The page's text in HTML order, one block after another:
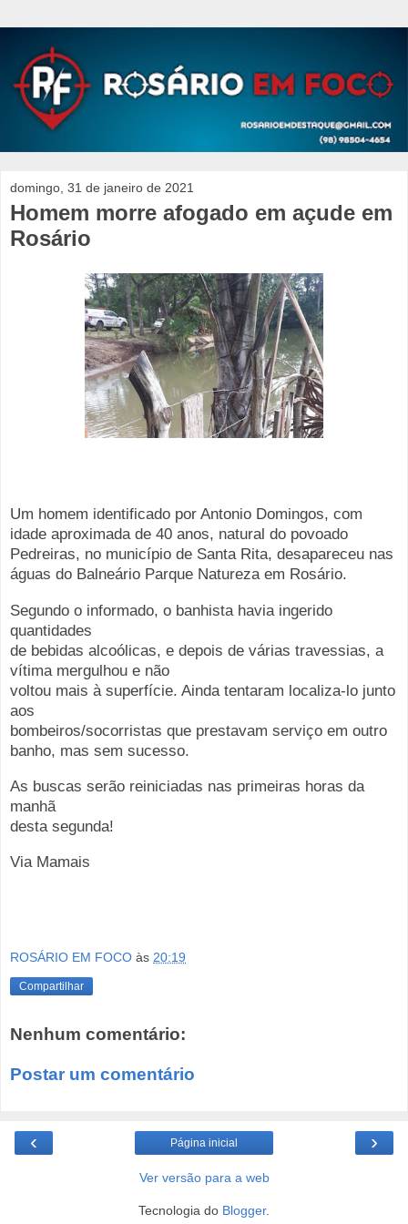
domingo, 31 de janeiro de 2021
Homem morre afogado em açude em
Rosário
Um homem identificado por Antonio Domingos, com
idade aproximada de 40 anos, natural do povoado
Pedreiras, no município de Santa Rita, desapareceu nas
águas do Balneário Parque Natureza em Rosário.
Segundo o informado, o banhista havia ingerido
quantidades
de bebidas alcoólicas, e depois de várias travessias, a
vítima mergulhou e não
voltou mais à superfície. Ainda tentaram localiza-lo junto
aos
bombeiros/socorristas que prestavam serviço em outro
banho, mas sem sucesso.
As buscas serão reiniciadas nas primeiras horas da
manhã
desta segunda!
Via Mamais
ROSÁRIO EM FOCO às 20:19
Compartilhar
Nenhum comentário:
Postar um comentário
‹ ›
Página inicial
Ver versão para a web
Tecnologia do Blogger.